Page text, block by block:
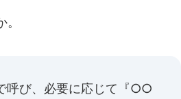
呼び、必要に応じて『○○